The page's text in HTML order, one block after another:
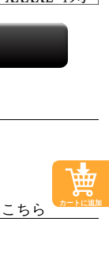
ちら カートに追加